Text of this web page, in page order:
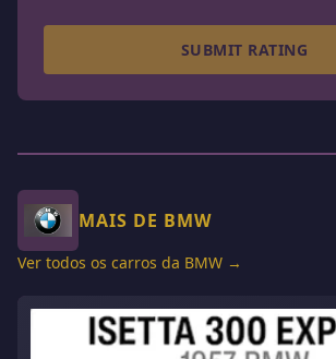
SUBMIT RATING
MAIS DE BMW
Ver todos os carros da BMW →